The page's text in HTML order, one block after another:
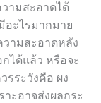
ามสะอาดได้
อะไรมากมาย
ามสะอาดหลัง
ได้แล้ว หรือจะ
รระวังคือ ผง
ะอาจส่งผลกระ